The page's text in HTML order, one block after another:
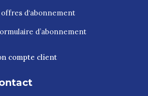
offres d‘abonnement
d’abonnement
compte client